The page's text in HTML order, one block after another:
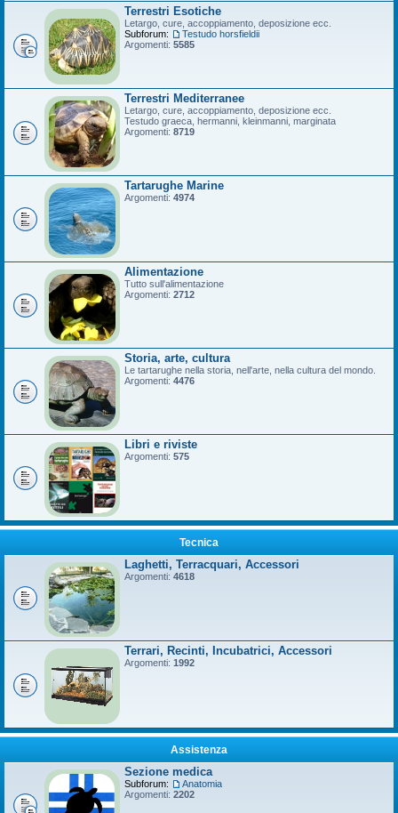
Terrestri Esotiche
Letargo, cure, accoppiamento, deposizione ecc.
Subforum:
Testudo horsfieldii
Argomenti: 5585
Terrestri Mediterranee
Letargo, cure, accoppiamento, deposizione ecc.
Testudo graeca, hermanni, kleinmanni, marginata
Argomenti: 8719
Tartarughe Marine
Argomenti: 4974
Alimentazione
Tutto sull'alimentazione
Argomenti: 2712
Storia, arte, cultura
Le tartarughe nella storia, nell'arte, nella cultura del mondo.
Argomenti: 4476
Libri e riviste
Argomenti: 575
Tecnica
Laghetti, Terracquari, Accessori
Argomenti: 4618
Terrari, Recinti, Incubatrici, Accessori
Argomenti: 1992
Assistenza
Sezione medica
Subforum:
Anatomia
Argomenti: 2202